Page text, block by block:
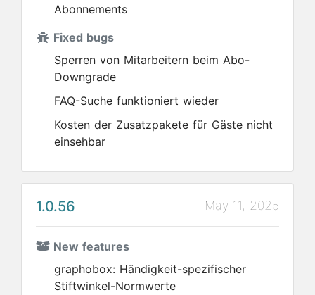
Abonnements
Fixed bugs
Sperren von Mitarbeitern beim Abo-
Downgrade
FAQ-Suche funktioniert wieder
Kosten der Zusatzpakete für Gäste nicht
einsehbar
1.0.56 May 11, 2025
New features
graphobox: Händigkeit-spezifischer
Stiftwinkel-Normwerte